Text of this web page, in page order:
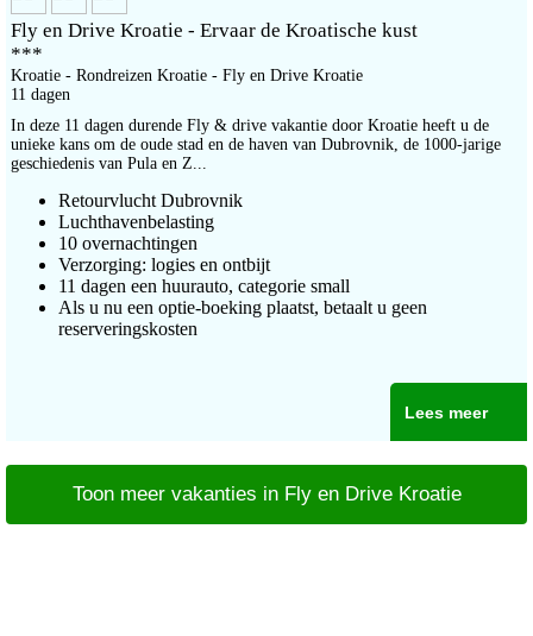
Fly en Drive Kroatie - Ervaar de Kroatische kust
***
Kroatie - Rondreizen Kroatie - Fly en Drive Kroatie
11 dagen
In deze 11 dagen durende Fly & drive vakantie door Kroatie heeft u de
unieke kans om de oude stad en de haven van Dubrovnik, de 1000-jarige
geschiedenis van Pula en Z...
Retourvlucht Dubrovnik
Luchthavenbelasting
10 overnachtingen
Verzorging: logies en ontbijt
11 dagen een huurauto, categorie small
Als u nu een optie-boeking plaatst, betaalt u geen
reserveringskosten
Lees meer
Toon meer vakanties in Fly en Drive Kroatie